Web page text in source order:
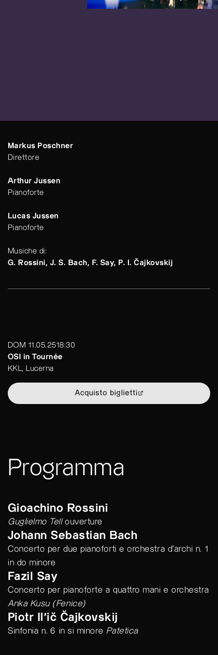
Markus Poschner
Direttore
Arthur Jussen
Pianoforte
Lucas Jussen
Pianoforte
Musiche di:
G. Rossini, J. S. Bach, F. Say, P. I. Čajkovskij
DOM 11.05.2518:30
OSI in Tournée
KKL, Lucerna
Acquisto biglietti
Programma
Gioachino Rossini
Guglielmo Tellouverture
Johann Sebastian Bach
Concerto per due pianoforti e orchestra d'archi n. 1
in do minore
Fazil Say
Concerto per pianoforte a quattro mani e orchestra
Anka Kusu (Fenice)
Piotr Il’ič Čajkovskij
Sinfonia n. 6 in si minore Patetica